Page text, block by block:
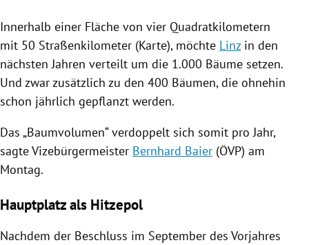
Innerhalb einer Fläche von vier Quadratkilometern
mit 50 Straßenkilometer (Karte), möchte Linzin den
nächsten Jahren verteilt um die 1.000 Bäume setzen.
Und zwar zusätzlich zu den 400 Bäumen, die ohnehin
schon jährlich gepflanzt werden.
Das „Baumvolumen“ verdoppelt sich somit pro Jahr,
sagte Vizebürgermeister Bernhard Baier (ÖVP) am
Montag.
Hauptplatz als Hitzepol
Nachdem der Beschluss im September des Vorjahres